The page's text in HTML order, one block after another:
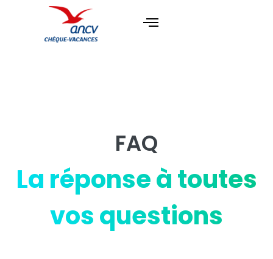
FAQ
La réponse à toutes
vos questions